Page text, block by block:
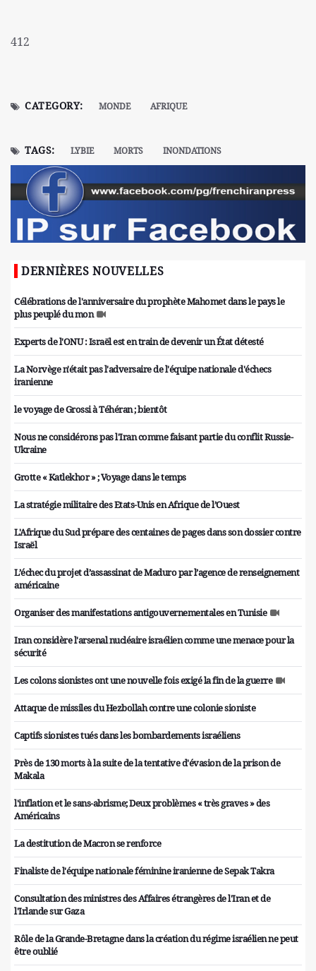
412
CATEGORY: MONDE AFRIQUE
TAGS: LYBIE MORTS INONDATIONS
DERNIÈRES NOUVELLES
Célébrations de l'anniversaire du prophète Mahomet dans le pays le
plus peuplé du mon
Experts de l'ONU : Israël est en train de devenir un État détesté
La Norvège n'était pas l'adversaire de l'équipe nationale d'échecs
iranienne
le voyage de Grossi à Téhéran ; bientôt
Nous ne considérons pas l'Iran comme faisant partie du conflit Russie-
Ukraine
Grotte « Katlekhor » ; Voyage dans le temps
La stratégie militaire des Etats-Unis en Afrique de l’Ouest
L'Afrique du Sud prépare des centaines de pages dans son dossier contre
Israël
L’échec du projet d’assassinat de Maduro par l’agence de renseignement
américaine
Organiser des manifestations antigouvernementales en Tunisie
Iran considère l'arsenal nucléaire israélien comme une menace pour la
sécurité
Les colons sionistes ont une nouvelle fois exigé la fin de la guerre
Attaque de missiles du Hezbollah contre une colonie sioniste
Captifs sionistes tués dans les bombardements israéliens
Près de 130 morts à la suite de la tentative d'évasion de la prison de
Makala
l'inflation et le sans-abrisme; Deux problèmes « très graves » des
Américains
La destitution de Macron se renforce
Finaliste de l'équipe nationale féminine iranienne de Sepak Takra
Consultation des ministres des Affaires étrangères de l'Iran et de
l'Irlande sur Gaza
Rôle de la Grande-Bretagne dans la création du régime israélien ne peut
être oublié